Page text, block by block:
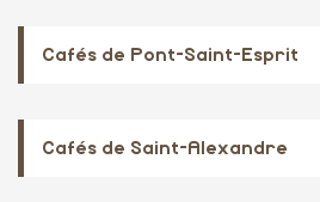
Cafés de Pont-Saint-Esprit
Cafés de Saint-Alexandre